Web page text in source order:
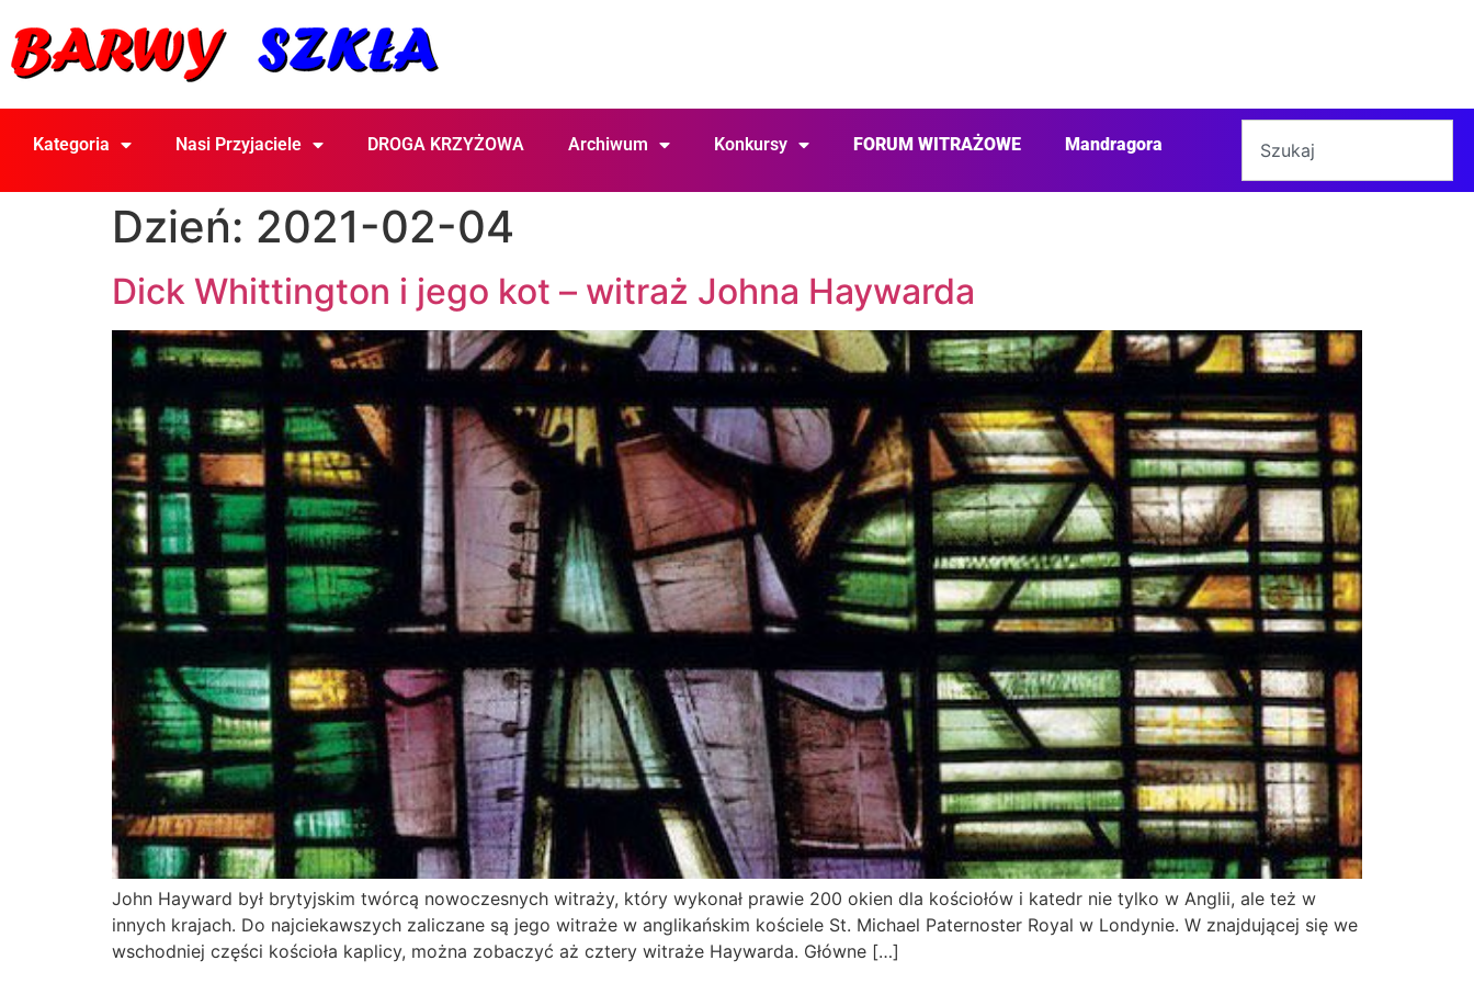
Kategoria Nasi Przyjaciele DROGA KRZYŻOWA Archiwum Konkursy FORUM WITRAŻOWE Mandragora
Dzień: 2021-02-04
Dick Whittington i jego kot – witraż Johna Haywarda
John Hayward był brytyjskim twórcą nowoczesnych witraży, który wykonał prawie 200 okien dla kościołów i katedr nie tylko w Anglii, ale też w
innych krajach. Do najciekawszych zaliczane są jego witraże w anglikańskim kościele St. Michael Paternoster Royal w Londynie. W znajdującej się we
wschodniej części kościoła kaplicy, można zobaczyć aż cztery witraże Haywarda. Główne […]